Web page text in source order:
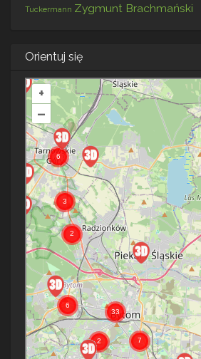
Tuckermann Zygmunt Brachmański
Orientuj się
+
–